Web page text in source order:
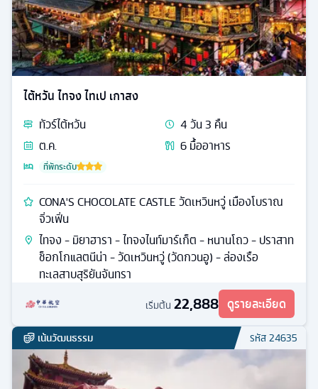
ไต้หวัน ไทจง ไทเป เกาสง
ทัวร์ไต้หวัน 4วัน3 คืน
ต.ค.
6มื้ออาหาร
ที่พักระดับ
CONA'S CHOCOLATE CASTLE วัดเหวินหวู่ เมืองโบราณ
จิ่วเฟิ่น
ไทจง - มิยาฮารา - ไทจงไนท์มาร์เก็ต - หนานโถว - ปราสาท
ช็อกโกแลตนีน่า - วัดเหวินหวู่ (วัดกวนอู) - ล่องเรือ
ทะเลสาบสุริยันจันทรา
เริ่มต้น 22,888 ดูรายละเอียด
เน้นวัฒนธรรม รหัส24635